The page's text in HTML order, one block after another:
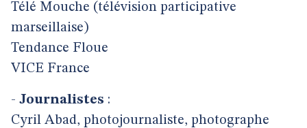
Télé Mouche (télévision participative
marseillaise)
Tendance Floue
VICE France
- Journalistes :
Cyril Abad, photojournaliste, photographe